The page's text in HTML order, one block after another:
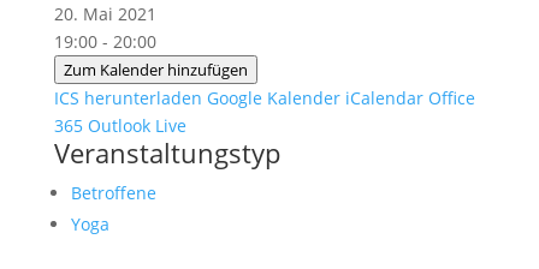
20. Mai 2021
19:00 - 20:00
Zum Kalender hinzufügen
ICS herunterladen Google Kalender iCalendar Office
365 Outlook Live
Veranstaltungstyp
Betroffene
Yoga